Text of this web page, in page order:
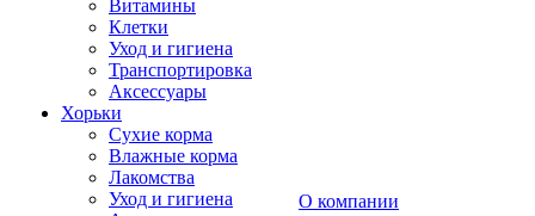
Витамины
Клетки
Уход и гигиена
Транспортировка
Аксессуары
Хорьки
Сухие корма
Влажные корма
Лакомства
Уход и гигиена
О компании